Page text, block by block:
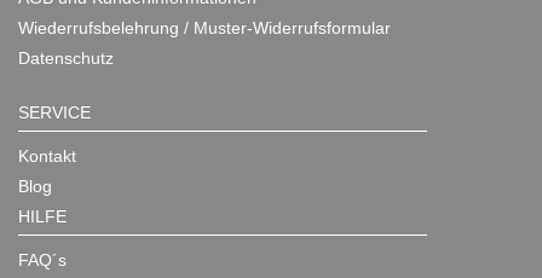
Wiederrufsbelehrung / Muster-Widerrufsformular
Datenschutz
SERVICE
Kontakt
Blog
HILFE
FAQ´s